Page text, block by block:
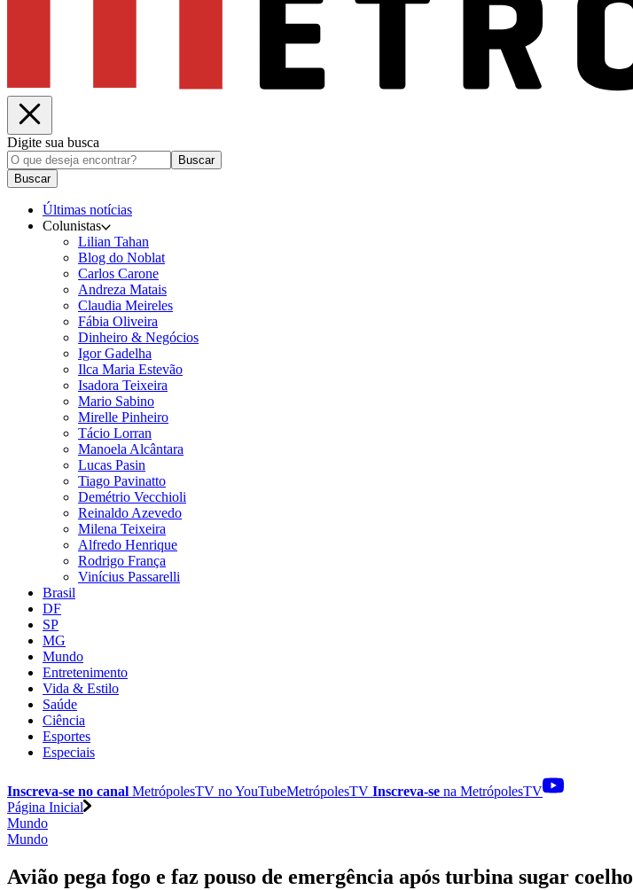
Digite sua busca
Buscar
Buscar
Últimas notícias
Colunistas
Lilian Tahan
Blog do Noblat
Carlos Carone
Andreza Matais
Claudia Meireles
Fábia Oliveira
Dinheiro & Negócios
Igor Gadelha
Ilca Maria Estevão
Isadora Teixeira
Mario Sabino
Mirelle Pinheiro
Tácio Lorran
Manoela Alcântara
Lucas Pasin
Tiago Pavinatto
Demétrio Vecchioli
Reinaldo Azevedo
Milena Teixeira
Alfredo Henrique
Rodrigo França
Vinícius Passarelli
Brasil
DF
SP
MG
Mundo
Entretenimento
Vida & Estilo
Saúde
Ciência
Esportes
Especiais
Inscreva-se no canal MetrópolesTV noYouTubeMetrópolesTV Inscreva-se na MetrópolesTV
Página Inicial
Mundo
Mundo
Avião pega fogo e faz pouso de emergência após turbina sugar coelho